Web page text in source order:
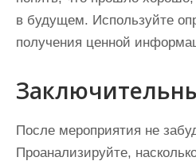
в будущем. Используйте
получения ценной
После мероприятия не
Проанализируйте,